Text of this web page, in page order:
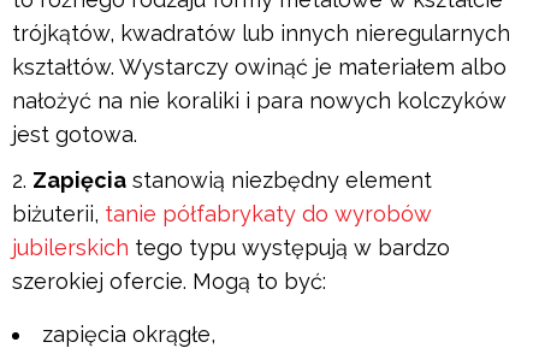
trójkątów, kwadratów lub innych nieregularnych
kształtów. Wystarczy owinąć je materiałem albo
nałożyć na nie koraliki i para nowych kolczyków
jest gotowa.
Zapięcia stanowią niezbędny element
biżuterii, tanie półfabrykaty do wyrobów
jubilerskich tego typu występują w bardzo
szerokiej ofercie. Mogą to być:
zapięcia okrągłe,